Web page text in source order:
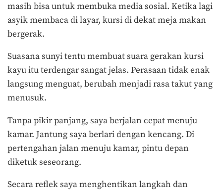
masih bisa untuk membuka media sosial. Ketika lagi
asyik membaca di layar, kursi di dekat meja makan
bergerak.
Suasana sunyi tentu membuat suara gerakan kursi
kayu itu terdengar sangat jelas. Perasaan tidak enak
langsung menguat, berubah menjadi rasa takut yang
menusuk.
Tanpa pikir panjang, saya berjalan cepat menuju
kamar. Jantung saya berlari dengan kencang. Di
pertengahan jalan menuju kamar, pintu depan
diketuk seseorang.
Secara reflek saya menghentikan langkah dan